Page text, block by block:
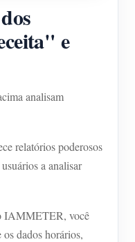
e
analisam
relatórios poderosos
a analisar
IAMMETER, você
dados horários,